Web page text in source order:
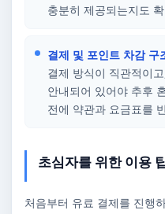
충분히 제공되는지도
결제 및 포인트 차감 구
결제 방식이 직관적이
안내되어 있어야 추후
전에 약관과 요금표를
초심자를 위한 이용
처음부터 유료 결제를 진행